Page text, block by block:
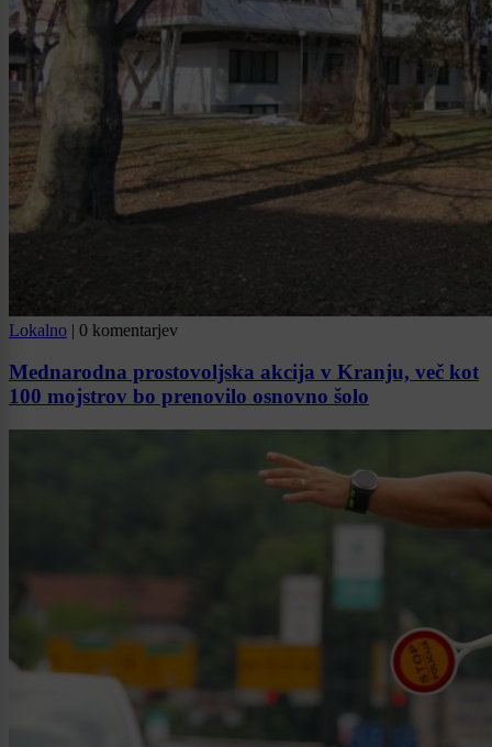
Lokalno | 0 komentarjev
Mednarodna prostovoljska akcija v Kranju, več kot
100 mojstrov bo prenovilo osnovno šolo